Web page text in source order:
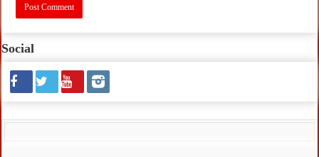
Social